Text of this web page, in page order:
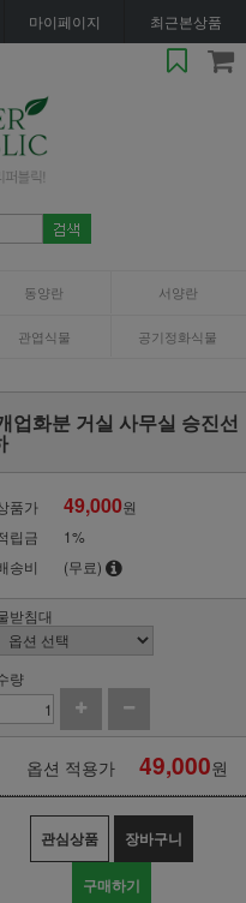
마이페이지 최근본상품
동양란 서양란
관엽식물 공기정화식물
업화분 거실 사무실 승진선
품가 49,000원
립금
1%
송비
(무료)
받침대
량
옵션 적용가 49,000원
관심상품 장바구니
구매하기